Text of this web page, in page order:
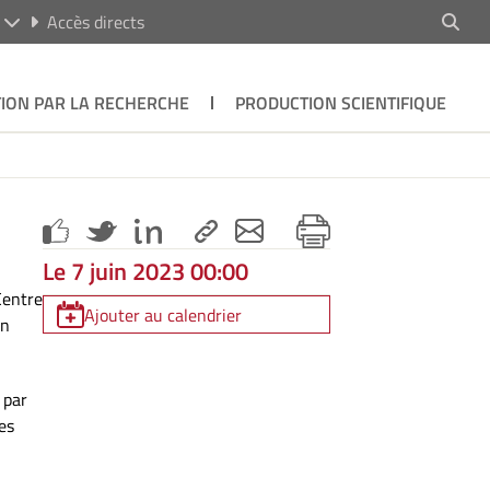
Accès directs
PAR LA RECHERCHE
PRODUCTION SCIENTIFIQUE
Le 7 juin 2023 00:00
Ajouter au calendrier